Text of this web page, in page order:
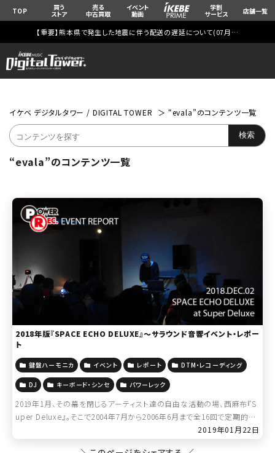
TOP 買う
ストア
売る
中古買取
イベント
動画
学割
サービス 店舗一覧
【重要】熊本県で発生した地震に伴う配送の遅延について(07月29日
イケベ デジタルタワー / DIGITAL TOWER “evala”のコンテンツ一覧
“evala”のコンテンツ一覧
2018年版『SPACE ECHO DELUXE』～サラウンド音響イベント・レポー
ト
鍵盤ハーモニカ イベント レポート DTM・レコーディング
DJ キーボード・シンセ パワーレック
2019年1月、その幕を閉じるアーティスト達の自由な活動の場、西麻布『S
uper Deluxe』。そこで2004年7月から2006年6月まで全16回で定期的に
2019年01月22日